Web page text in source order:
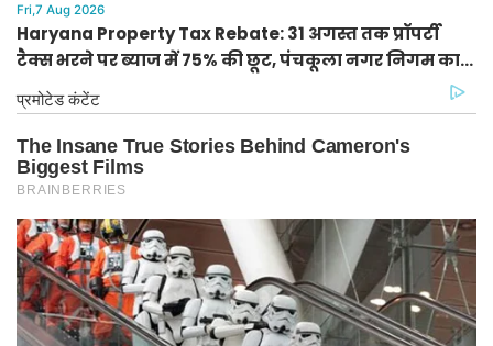
Fri,7 Aug 2026
Haryana Property Tax Rebate: 31 अगस्त तक प्रॉपर्टी
टैक्स भरने पर ब्याज में 75% की छूट, पंचकूला नगर निगम का
सीलिंग अलर्ट